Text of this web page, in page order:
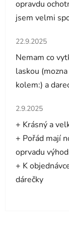
opravdu
jsem velmi
Hodnocení
22.9.2025
Nemam co
laskou
kolem:) a
Hodnocení
2.9.2025
+ Krásný a
+ Pořád mají
oprvadu
+ K
dárečky